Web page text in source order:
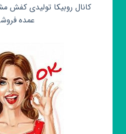
کانال روبیکا تولیدی
عمده